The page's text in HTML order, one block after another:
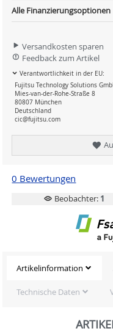
Alle Finanzierungsoptionen
Versandkosten sparen
Feedback zum Artikel
Verantwortlichkeit in der EU:
Fujitsu Technology Solutions
Mies-van-der-Rohe-Straße 8
80807 München
Deutschland
cic@fujitsu.com
0 Bewertungen
Beobachter: 1
Artikelinformation
Technische Daten